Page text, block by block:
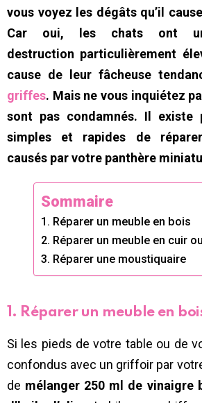
vous voyez les dégâts qu’il
Car oui, les chats ont
destruction particulièrement
cause de leur fâcheuse
griffes. Mais ne vous inquiétez
sont pas condamnés. Il existe
simples et rapides de
causés par votre panthère
Sommaire
1. Réparer un meuble en bois
2. Réparer un meuble en cuir
3. Réparer une moustiquaire
1. Réparer un meuble en
Si les pieds de votre table ou de
confondus avec un griffoir par
de mélanger 250 ml de vinaigre